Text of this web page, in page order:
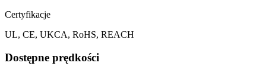
Certyfikacje
UL, CE, UKCA, RoHS, REACH
Dostępne prędkości